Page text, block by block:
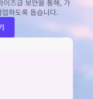
이즈급 보안을 통해, 가
하도록 돕습니다.